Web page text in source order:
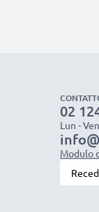
02
Lun -
Modulo